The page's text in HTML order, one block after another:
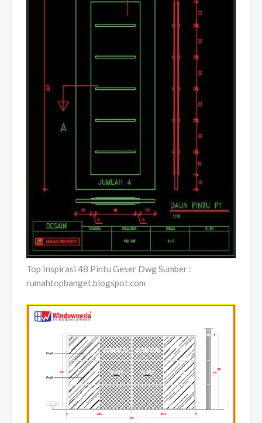
Top Inspirasi 48 Pintu Geser Dwg Sumber :
rumahtopbanget.blogspot.com